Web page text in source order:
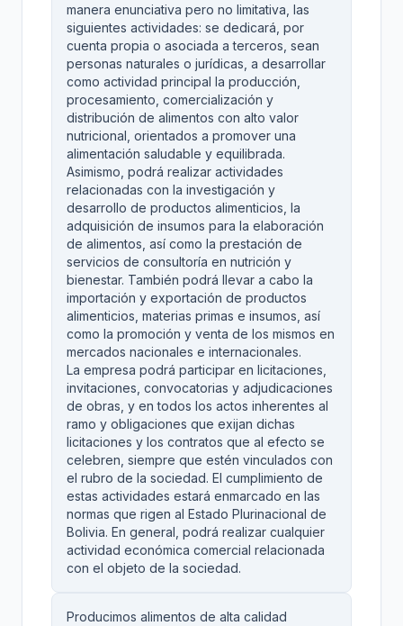
manera enunciativa pero no limitativa, las
siguientes actividades: se dedicará, por
cuenta propia o asociada a terceros, sean
personas naturales o jurídicas, a desarrollar
como actividad principal la producción,
procesamiento, comercialización y
distribución de alimentos con alto valor
nutricional, orientados a promover una
alimentación saludable y equilibrada.
Asimismo, podrá realizar actividades
relacionadas con la investigación y
desarrollo de productos alimenticios, la
adquisición de insumos para la elaboración
de alimentos, así como la prestación de
servicios de consultoría en nutrición y
bienestar. También podrá llevar a cabo la
importación y exportación de productos
alimenticios, materias primas e insumos, así
como la promoción y venta de los mismos en
mercados nacionales e internacionales.
La empresa podrá participar en licitaciones,
invitaciones, convocatorias y adjudicaciones
de obras, y en todos los actos inherentes al
ramo y obligaciones que exijan dichas
licitaciones y los contratos que al efecto se
celebren, siempre que estén vinculados con
el rubro de la sociedad. El cumplimiento de
estas actividades estará enmarcado en las
normas que rigen al Estado Plurinacional de
Bolivia. En general, podrá realizar cualquier
actividad económica comercial relacionada
con el objeto de la sociedad.
Producimos alimentos de alta calidad